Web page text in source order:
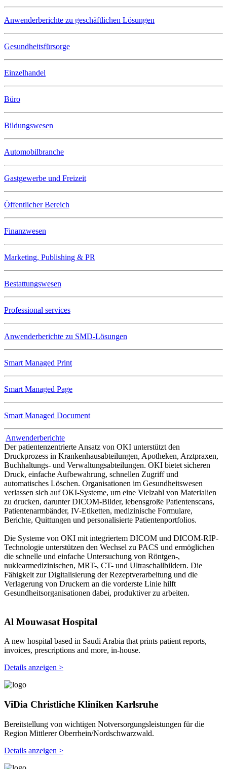
Anwenderberichte zu geschäftlichen Lösungen
Gesundheitsfürsorge
Einzelhandel
Büro
Bildungswesen
Automobilbranche
Gastgewerbe und Freizeit
Öffentlicher Bereich
Finanzwesen
Marketing, Publishing & PR
Bestattungswesen
Professional services
Anwenderberichte zu SMD-Lösungen
Smart Managed Print
Smart Managed Page
Smart Managed Document
Anwenderberichte
Der patientenzentrierte Ansatz von OKI unterstützt den
Druckprozess in Krankenhausabteilungen, Apotheken, Arztpraxen,
Buchhaltungs- und Verwaltungsabteilungen. OKI bietet sicheren
Druck, einfache Aufbewahrung, schnellen Zugriff und
automatisches Löschen. Organisationen im Gesundheitswesen
verlassen sich auf OKI-Systeme, um eine Vielzahl von Materialien
zu drucken, darunter DICOM-Bilder, lebensgroße Patientenscans,
Patientenarmbänder, IV-Etiketten, medizinische Formulare,
Berichte, Quittungen und personalisierte Patientenportfolios.
Die Systeme von OKI mit integriertem DICOM und DICOM-RIP-
Technologie unterstützen den Wechsel zu PACS und ermöglichen
die schnelle und einfache Untersuchung von Röntgen-,
nuklearmedizinischen, MRT-, CT- und Ultraschallbildern. Die
Fähigkeit zur Digitalisierung der Rezeptverarbeitung und die
Verlagerung von Druckern an die vorderste Linie hilft
Gesundheitsorganisationen dabei, produktiver zu arbeiten.
Al Mouwasat Hospital
A new hospital based in Saudi Arabia that prints patient reports,
invoices, prescriptions and more, in-house.
Details anzeigen >
ViDia Christliche Kliniken Karlsruhe
Bereitstellung von wichtigen Notversorgungsleistungen für die
Region Mittlerer Oberrhein/Nordschwarzwald.
Details anzeigen >